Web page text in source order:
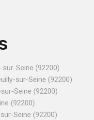
Seine (92200)
sur-Seine (92200)
Seine (92200)
(92200)
Seine (92200)